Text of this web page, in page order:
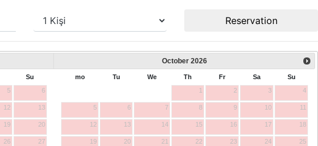
Reservation
Su
5 6
12 13
19 20
26 27
October 2026
mo Tu We Th Fr Sa
Su
1
2 3 4
5 6 7 8 9 10 11
12 13 14 15 16 17 18
19 20 21 22 23 24 25